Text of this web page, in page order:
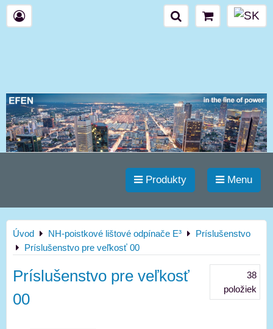
Produkty Menu
Úvod NH-poistkové lištové odpínače E³
Príslušenstvo
Príslušenstvo pre veľkosť 00
Príslušenstvo pre veľkosť
00
38
položiek